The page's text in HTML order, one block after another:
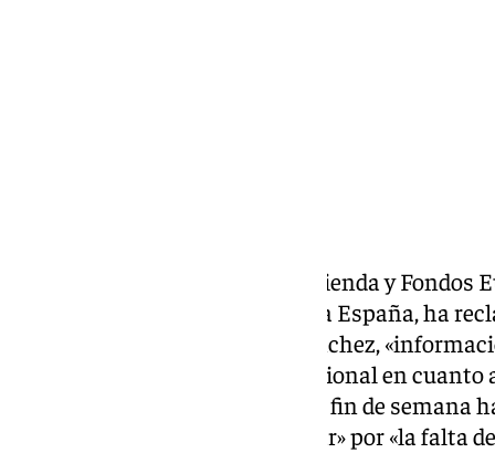
La consejera de Economía, Hacienda y Fondos
Gobierno de Andalucía, Carolina España, ha
central, presidido por Pedro Sánchez,
coordinación y lealtad» institucional en
comunidad después de que este fin de semana
y ha mostrado «malestar» por «la falta